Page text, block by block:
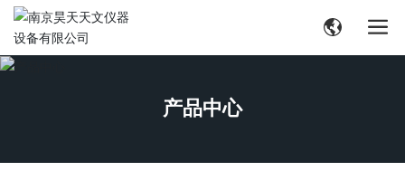
产品中心